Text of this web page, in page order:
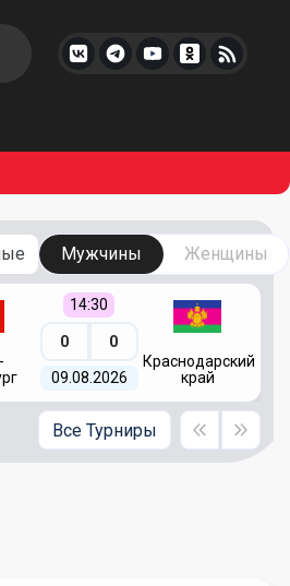
Мужчины Женщины
14:30
0 0
09.08.2026
Краснодарский
край
Все Турниры